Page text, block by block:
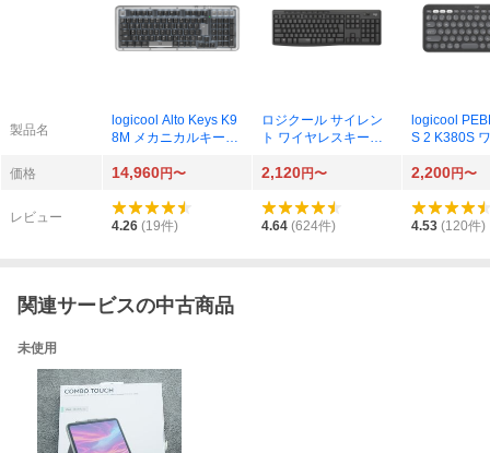
製品名
logicool Alto Keys K9
8M メカニカルキーボ
ファイト）
ロジクール サイレン
ト ワイヤレスキーボ
イト）
logicool
S 2 K380S
R（グラファ
価格 14,960円〜 2,120円〜 2,200円〜
レビュー
4.26 (19件) 4.64 (624件) 4.53 (120件)
関連サービスの中古商品
未使用